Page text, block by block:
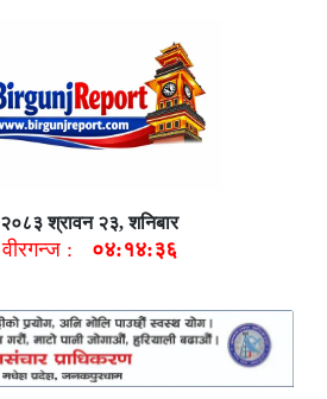
२०८३ श्रावन २३, शनिबार
वीरगन्ज : ०४:१४:३७